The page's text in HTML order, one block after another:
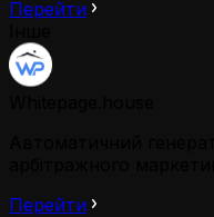
Перейти
Перейти